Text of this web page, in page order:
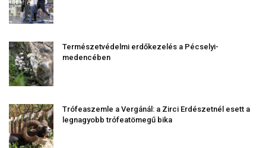
Természetvédelmi erdőkezelés a Pécselyi-
medencében
Trófeaszemle a Vergánál: a Zirci Erdészetnél esett a
legnagyobb trófeatömegű bika